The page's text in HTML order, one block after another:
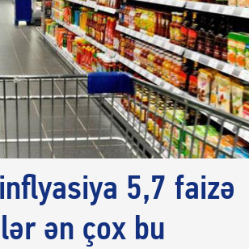
5,7 faizə
ən çox bu